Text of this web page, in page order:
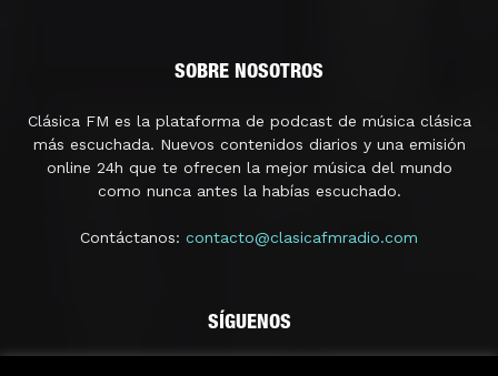
SOBRE NOSOTROS
Clásica FM es la plataforma de podcast de música clásica
más escuchada. Nuevos contenidos diarios y una emisión
online 24h que te ofrecen la mejor música del mundo
como nunca antes la habías escuchado.
Contáctanos: contacto@clasicafmradio.com
SÍGUENOS